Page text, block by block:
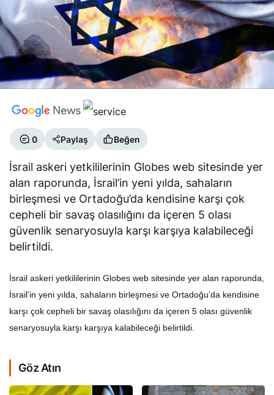
0 Paylaş Beğen
İsrail askeri yetkililerinin Globes web sitesinde yer
alan raporunda, İsrail’in yeni yılda, sahaların
birleşmesi ve Ortadoğu’da kendisine karşı çok
cepheli bir savaş olasılığını da içeren 5 olası
güvenlik senaryosuyla karşı karşıya kalabileceği
belirtildi.
İsrail askeri yetkililerinin Globes web sitesinde yer alan raporunda,
İsrail’in yeni yılda, sahaların birleşmesi ve Ortadoğu’da kendisine
karşı çok cepheli bir savaş olasılığını da içeren 5 olası güvenlik
senaryosuyla karşı karşıya kalabileceği belirtildi.
Göz Atın